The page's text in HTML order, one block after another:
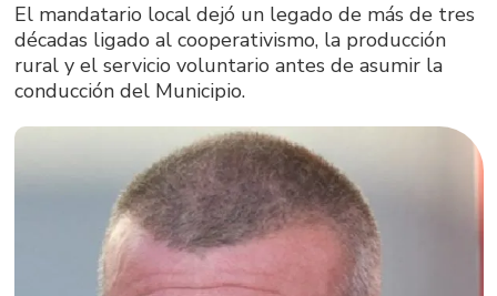
El mandatario local dejó un legado de más de tres
décadas ligado al cooperativismo, la producción
rural y el servicio voluntario antes de asumir la
conducción del Municipio.